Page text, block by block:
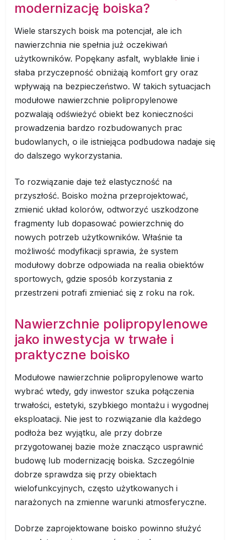
modernizację boiska?
Wiele starszych boisk ma potencjał, ale ich
nawierzchnia nie spełnia już oczekiwań
użytkowników. Popękany asfalt, wyblakłe linie i
słaba przyczepność obniżają komfort gry oraz
wpływają na bezpieczeństwo. W takich sytuacjach
modułowe nawierzchnie polipropylenowe
pozwalają odświeżyć obiekt bez konieczności
prowadzenia bardzo rozbudowanych prac
budowlanych, o ile istniejąca podbudowa nadaje się
do dalszego wykorzystania.
To rozwiązanie daje też elastyczność na
przyszłość. Boisko można przeprojektować,
zmienić układ kolorów, odtworzyć uszkodzone
fragmenty lub dopasować powierzchnię do
nowych potrzeb użytkowników. Właśnie ta
możliwość modyfikacji sprawia, że system
modułowy dobrze odpowiada na realia obiektów
sportowych, gdzie sposób korzystania z
przestrzeni potrafi zmieniać się z roku na rok.
Nawierzchnie polipropylenowe
jako inwestycja w trwałe i
praktyczne boisko
Modułowe nawierzchnie polipropylenowe warto
wybrać wtedy, gdy inwestor szuka połączenia
trwałości, estetyki, szybkiego montażu i wygodnej
eksploatacji. Nie jest to rozwiązanie dla każdego
podłoża bez wyjątku, ale przy dobrze
przygotowanej bazie może znacząco usprawnić
budowę lub modernizację boiska. Szczególnie
dobrze sprawdza się przy obiektach
wielofunkcyjnych, często użytkowanych i
narażonych na zmienne warunki atmosferyczne.
Dobrze zaprojektowane boisko powinno służyć